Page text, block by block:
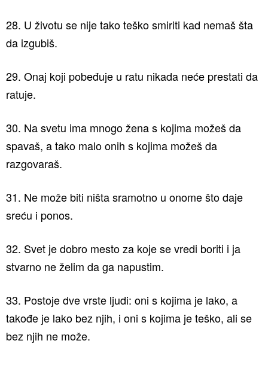
28. U životu se nije tako teško smiriti kad nemaš šta
da izgubiš.
29. Onaj koji pobeđuje u ratu nikada neće prestati da
ratuje.
30. Na svetu ima mnogo žena s kojima možeš da
spavaš, a tako malo onih s kojima možeš da
razgovaraš.
31. Ne može biti ništa sramotno u onome što daje
sreću i ponos.
32. Svet je dobro mesto za koje se vredi boriti i ja
stvarno ne želim da ga napustim.
33. Postoje dve vrste ljudi: oni s kojima je lako, a
takođe je lako bez njih, i oni s kojima je teško, ali se
bez njih ne može.